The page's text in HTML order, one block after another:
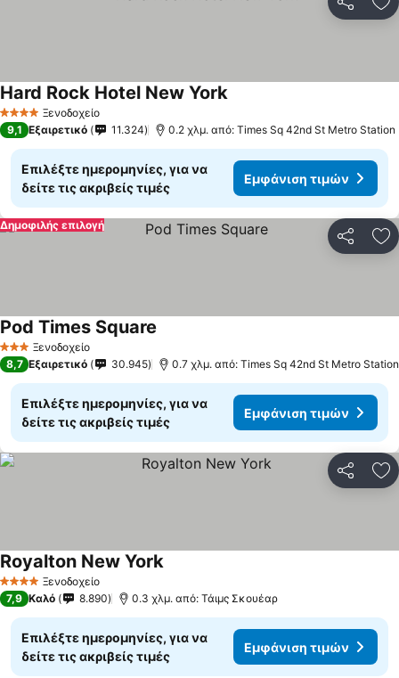
4 ΑστέριαΞενοδοχείο
Hard Rock Hotel New York
9,1 Εξαιρετικό 11.324 0.2 χλμ. από: Times Sq 42nd St Metro Station
Επιλέξτε ημερομηνίες, για να
δείτε τις ακριβείς τιμές
Εμφάνιση τιμών
Δημοφιλής επιλογή
3 ΑστέριαΞενοδοχείο
Pod Times Square
8,7 Εξαιρετικό 30.945 0.7 χλμ. από: Times Sq 42nd St Metro Station
Επιλέξτε ημερομηνίες, για να
δείτε τις ακριβείς τιμές
Εμφάνιση τιμών
4 ΑστέριαΞενοδοχείο
Royalton New York
7,9 Καλό 8.890 0.3 χλμ. από: Τάιμς Σκουέαρ
Επιλέξτε ημερομηνίες, για να
δείτε τις ακριβείς τιμές
Εμφάνιση τιμών